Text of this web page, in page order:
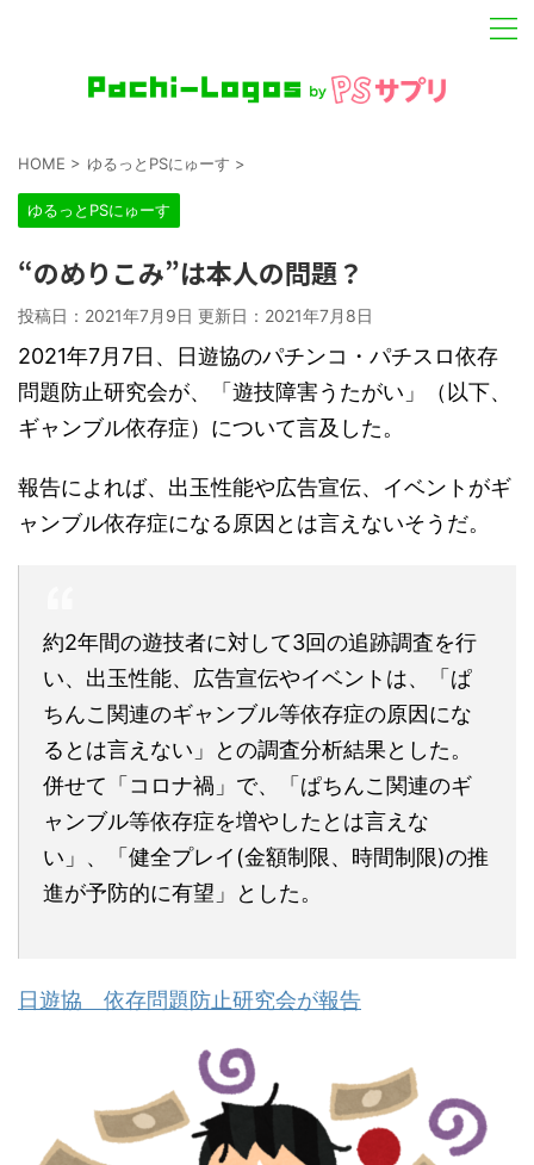
HOME > ゆるっとPSにゅーす >
ゆるっとPSにゅーす
“のめりこみ”は本人の問題？
投稿日：2021年7月9日 更新日： 2021年7月8日
2021年7月7日、日遊協のパチンコ・パチスロ依存
問題防止研究会が、「遊技障害うたがい」（以下、
ギャンブル依存症）について言及した。
報告によれば、出玉性能や広告宣伝、イベントがギ
ャンブル依存症になる原因とは言えないそうだ。
約2年間の遊技者に対して3回の追跡調査を行
い、出玉性能、広告宣伝やイベントは、「ぱ
ちんこ関連のギャンブル等依存症の原因にな
るとは言えない」との調査分析結果とした。
併せて「コロナ禍」で、「ぱちんこ関連のギ
ャンブル等依存症を増やしたとは言えな
い」、「健全プレイ(金額制限、時間制限)の推
進が予防的に有望」とした。
日遊協 依存問題防止研究会が報告